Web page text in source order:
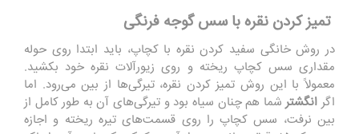
تمیز کردن نقره با سس گوجه ‌فرنگی
در روش خانگی سفید کردن نقره با کچاپ، باید ابتدا روی حوله
مقداری سس کچاپ ریخته و روی زیورآلات نقره خود بکشید.
معمولاً با این روش تمیز کردن نقره، تیرگی‌ها از بین می‌رود. اما
اگر انگشتر شما هم چنان سیاه بود و تیرگی‌های آن به ‌طور کامل از
بین نرفت، سس کچاپ را روی قسمت‌های تیره ریخته و اجازه